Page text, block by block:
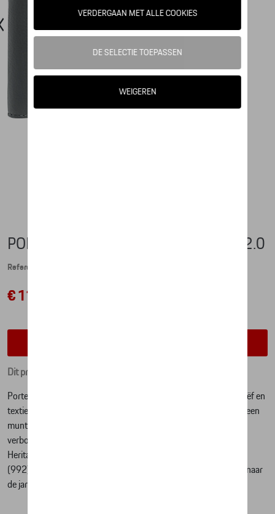
PORTEMONNEE HEREN - HERITAGE 2.0
Referentie: WAP0300350PHRT
€ 110,84
Dit product is momenteel niet op stock
Portemonne voor heren, uitgevoerd met "PORSCHE"-logo in reliëf en
textielstreep in Racing-look. De portemonnee is uitgevoerd met een
muntvak, diverse vakken voor bank- en visitekaartjes en een
verborgen zak met tussenschot. De portemonnee komt uit de
Heritage collectie, welke is geïnspireerd op de 911 Sport Classic
(992). Met deze bijzondere auto en collectie gaat Porsche terug naar
de jaren '60.